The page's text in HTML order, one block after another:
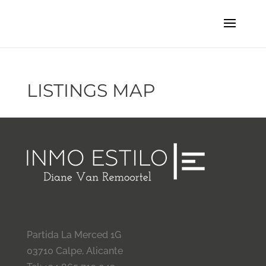
LISTINGS MAP
Partida La Merced 1G
03710 Calpe, Alicante